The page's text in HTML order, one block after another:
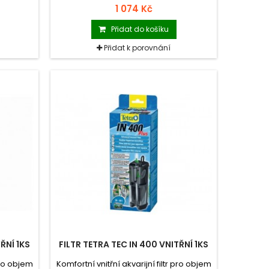
1 074 Kč
Přidat do košíku
Přidat k porovnání
1KS
objem
FILTR TETRA TEC IN 400 VNITŘNÍ 1KS
Komfortní vnitřní akvarijní filtr pro objem